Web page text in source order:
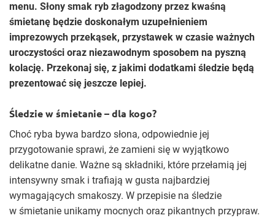
menu. Słony smak ryb złagodzony przez kwaśną
śmietanę będzie doskonałym uzupełnieniem
imprezowych przekąsek, przystawek w czasie ważnych
uroczystości oraz niezawodnym sposobem na pyszną
kolację. Przekonaj się, z jakimi dodatkami śledzie będą
prezentować się jeszcze lepiej.
Śledzie w śmietanie – dla kogo?
Choć ryba bywa bardzo słona, odpowiednie jej
przygotowanie sprawi, że zamieni się w wyjątkowo
delikatne danie. Ważne są składniki, które przełamią jej
intensywny smak i trafiają w gusta najbardziej
wymagających smakoszy. W przepisie na śledzie
w śmietanie unikamy mocnych oraz pikantnych przypraw.